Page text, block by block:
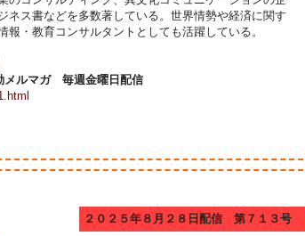
ネス書などを多数著している。世界情勢や経済に関す
・教育コンサルタントとしても活躍している。
メルマガ 毎週金曜日配信
２０２５年８月２８日配信 第７１３号